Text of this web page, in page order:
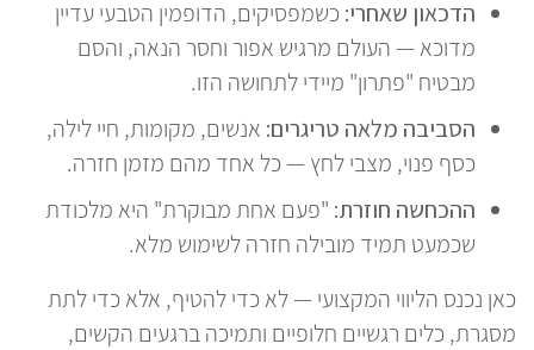
הדכאון שאחרי: כשמפסיקים, הדופמין הטבעי עדיין
מדוכא — העולם מרגיש אפור וחסר הנאה, והסם
מבטיח "פתרון" מיידי לתחושה הזו.
הסביבה מלאה טריגרים: אנשים, מקומות, חיי לילה,
כסף פנוי, מצבי לחץ — כל אחד מהם מזמן חזרה.
ההכחשה חוזרת: "פעם אחת מבוקרת" היא מלכודת
שכמעט תמיד מובילה חזרה לשימוש מלא.
כאן נכנס הליווי המקצועי — לא כדי להטיף, אלא כדי לתת
מסגרת, כלים רגשיים חלופיים ותמיכה ברגעים הקשים,